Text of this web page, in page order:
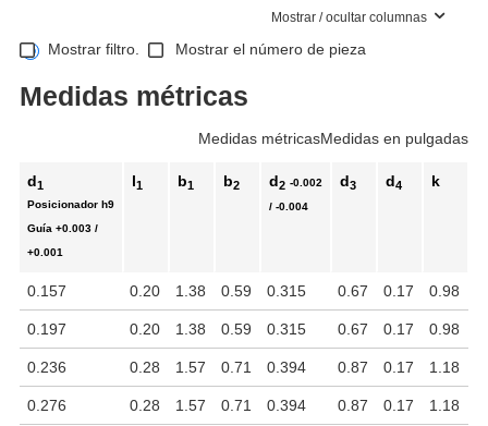
Mostrar / ocultar columnas
Mostrar filtro. Mostrar el número de pieza
Medidas métricas
Medidas métricasMedidas en pulgadas
d1
Posicionador h9
Guía +0.003 /
+0.001
l1 b1 b2 d2 -0.002
/ -0.004
d3 d4 k
0.157 0.20 1.38 0.59 0.315 0.67 0.17 0.98
0.197 0.20 1.38 0.59 0.315 0.67 0.17 0.98
0.236 0.28 1.57 0.71 0.394 0.87 0.17 1.18
0.276 0.28 1.57 0.71 0.394 0.87 0.17 1.18